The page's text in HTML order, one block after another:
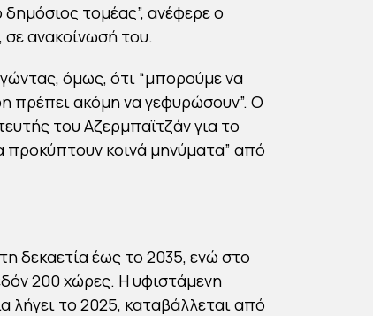
τομέας”, ανέφερε ο
ανακοίνωσή του.
όμως, ότι “μπορούμε να
πρέπει ακόμη να γεφυρώσουν”. Ο
του Αζερμπαϊτζάν για το
προκύπτουν κοινά μηνύματα” από
δεκαετία έως το 2035, ενώ στο
200 χώρες. Η υφιστάμενη
λήγει το 2025, καταβάλλεται από